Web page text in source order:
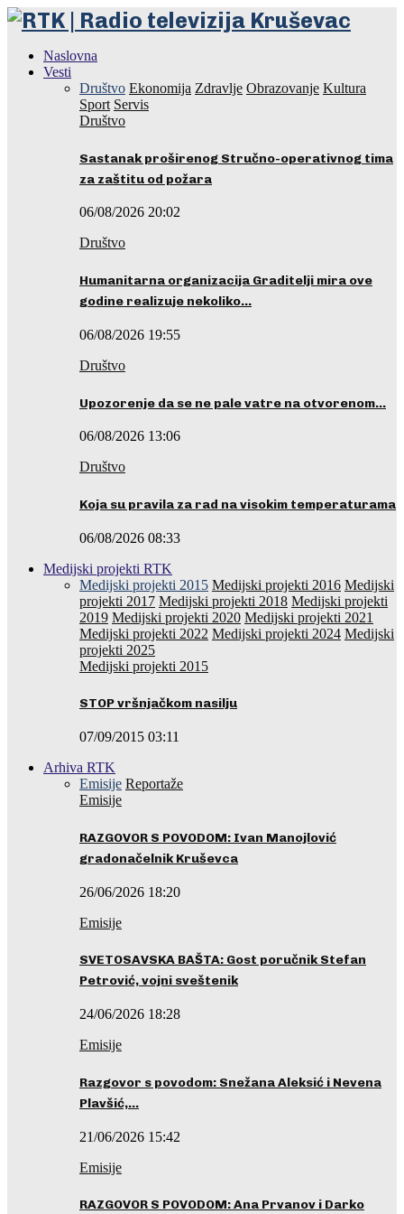
Naslovna
Vesti
Društvo Ekonomija Zdravlje Obrazovanje Kultura
Sport Servis
Društvo
Sastanak proširenog Stručno-operativnog tima
za zaštitu od požara
06/08/2026 20:02
Društvo
Humanitarna organizacija Graditelji mira ove
godine realizuje nekoliko…
06/08/2026 19:55
Društvo
Upozorenje da se ne pale vatre na otvorenom…
06/08/2026 13:06
Društvo
Koja su pravila za rad na visokim temperaturama
06/08/2026 08:33
Medijski projekti RTK
Medijski projekti 2015 Medijski projekti 2016 Medijski
projekti 2017 Medijski projekti 2018 Medijski projekti
2019 Medijski projekti 2020 Medijski projekti 2021
Medijski projekti 2022 Medijski projekti 2024 Medijski
projekti 2025
Medijski projekti 2015
STOP vršnjačkom nasilju
07/09/2015 03:11
Arhiva RTK
Emisije Reportaže
Emisije
RAZGOVOR S POVODOM: Ivan Manojlović
gradonačelnik Kruševca
26/06/2026 18:20
Emisije
SVETOSAVSKA BAŠTA: Gost poručnik Stefan
Petrović, vojni sveštenik
24/06/2026 18:28
Emisije
Razgovor s povodom: Snežana Aleksić i Nevena
Plavšić,…
21/06/2026 15:42
Emisije
RAZGOVOR S POVODOM: Ana Prvanov i Darko